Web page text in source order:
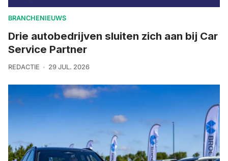
BRANCHENIEUWS
Drie autobedrijven sluiten zich aan bij Car
Service Partner
REDACTIE 29 JUL. 2026